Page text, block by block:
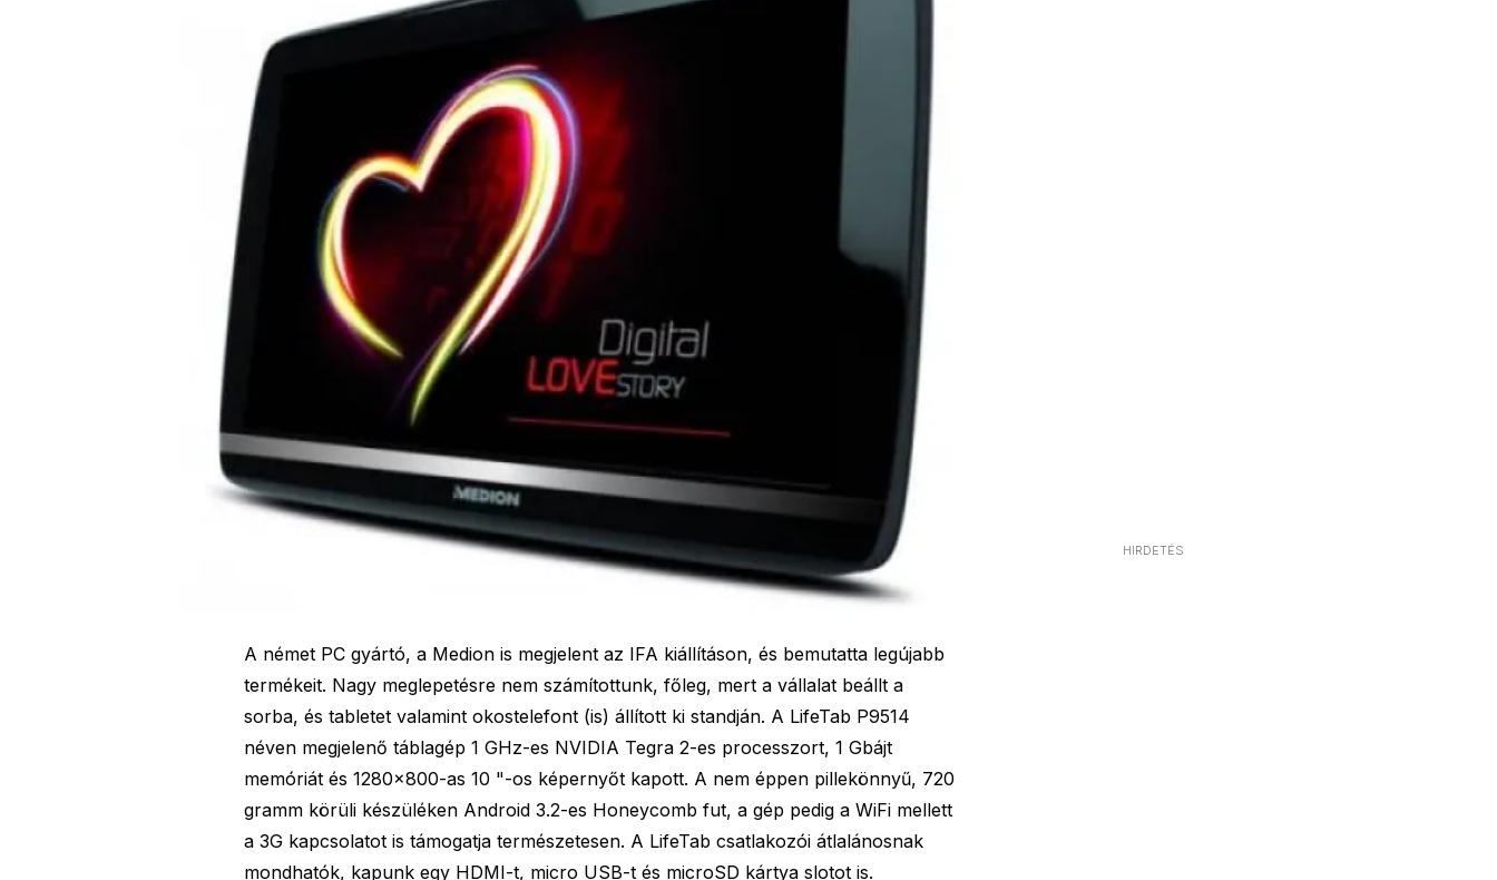
HIRDETÉS
A német PC gyártó, a Medion is megjelent az IFA kiállításon, és bemutatta legújabb
termékeit. Nagy meglepetésre nem számítottunk, főleg, mert a vállalat beállt a
sorba, és tabletet valamint okostelefont (is) állított ki standján. A LifeTab P9514
néven megjelenő táblagép 1 GHz-es NVIDIA Tegra 2-es processzort, 1 Gbájt
memóriát és 1280×800-as 10 "-os képernyőt kapott. A nem éppen pillekönnyű, 720
gramm körüli készüléken Android 3.2-es Honeycomb fut, a gép pedig a WiFi mellett
a 3G kapcsolatot is támogatja természetesen. A LifeTab csatlakozói átlalánosnak
mondhatók, kapunk egy HDMI-t, micro USB-t és microSD kártya slotot is.